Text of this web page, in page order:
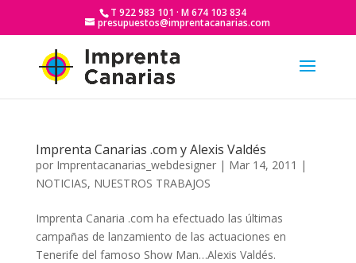
T 922 983 101 · M 674 103 834
presupuestos@imprentacanarias.com
Imprenta Canarias .com y Alexis Valdés
por Imprentacanarias_webdesigner| Mar 14, 2011 |
NOTICIAS, NUESTROS TRABAJOS
Imprenta Canaria .com ha efectuado las últimas
campañas de lanzamiento de las actuaciones en
Tenerife del famoso Show Man…Alexis Valdés.